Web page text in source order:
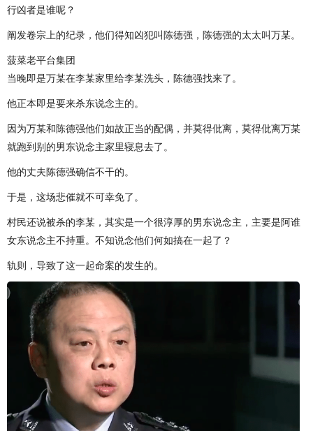
行凶者是谁呢？
阐发卷宗上的纪录，他们得知凶犯叫陈德强，陈德强的太太叫万某。
菠菜老平台集团
当晚即是万某在李某家里给李某洗头，陈德强找来了。
他正本即是要来杀东说念主的。
因为万某和陈德强他们如故正当的配偶，并莫得仳离，莫得仳离万某
就跑到别的男东说念主家里寝息去了。
他的丈夫陈德强确信不干的。
于是，这场悲催就不可幸免了。
村民还说被杀的李某，其实是一个很淳厚的男东说念主，主要是阿谁
女东说念主不持重。不知说念他们何如搞在一起了？
轨则，导致了这一起命案的发生的。